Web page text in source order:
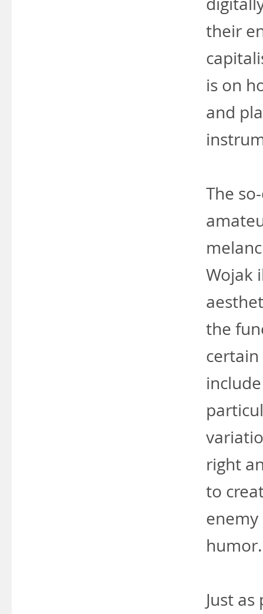
their
is on
and
The
Wojak
the
right
to
humor.
Just